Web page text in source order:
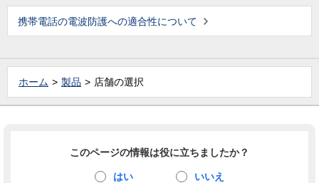
携帯電話の電波防護への適合性について
ホーム 製品 店舗の選択
このページの情報は役に立ちましたか？
はい いいえ